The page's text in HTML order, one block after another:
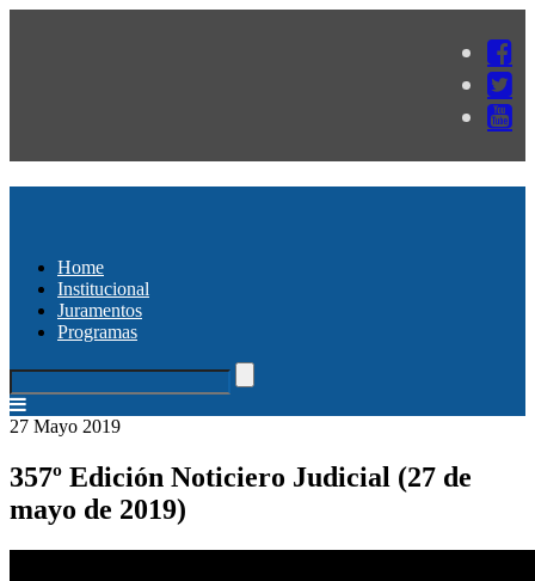
Home
Institucional
Juramentos
Programas
27 Mayo 2019
357º Edición Noticiero Judicial (27 de
mayo de 2019)